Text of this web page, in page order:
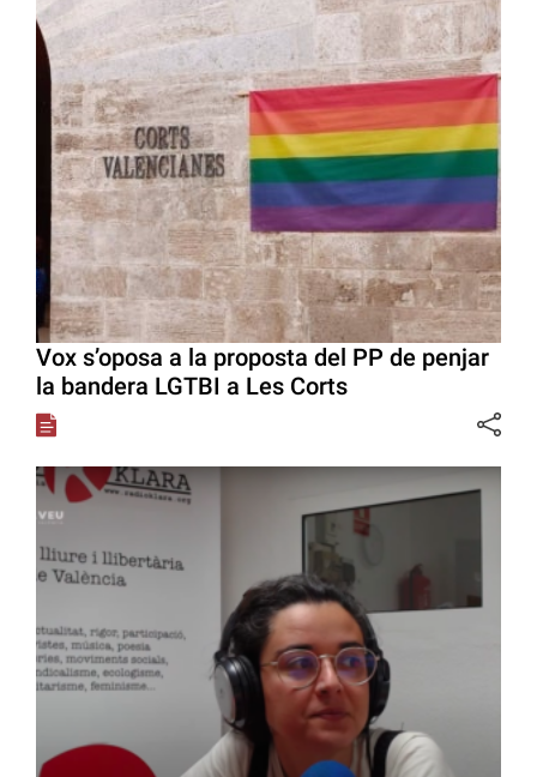
Vox s’oposa a la proposta del PP de penjar
la bandera LGTBI a Les Corts